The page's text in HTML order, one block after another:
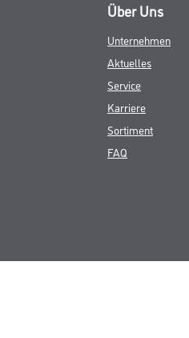
Über Uns
Unternehmen
Aktuelles
Service
Karriere
Sortiment
FAQ